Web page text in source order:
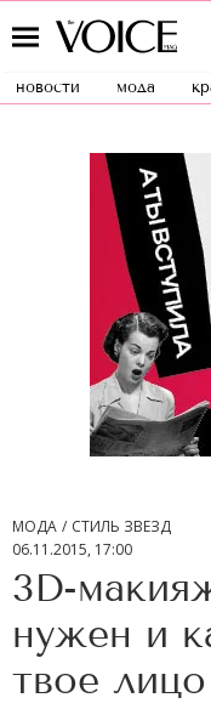
новости мода
МОДА
СТИЛЬ ЗВЕЗД
06.11.2015, 17:00
3D-
нужен и
твое лицо